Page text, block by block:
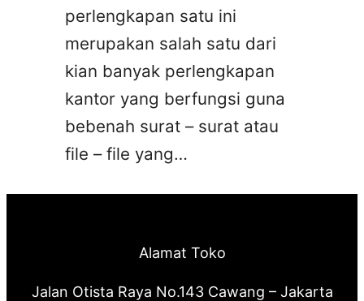
perlengkapan satu ini
merupakan salah satu dari
kian banyak perlengkapan
kantor yang berfungsi guna
bebenah surat – surat atau
file – file yang…
Alamat Toko
Jalan Otista Raya No.143 Cawang – Jakarta